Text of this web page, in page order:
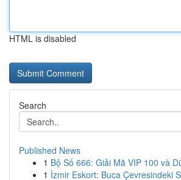
HTML is disabled
Search
Published News
1 Bộ Số 666: Giải Mã VIP 100 và
1 İzmir Eskort: Buca Çevresindeki